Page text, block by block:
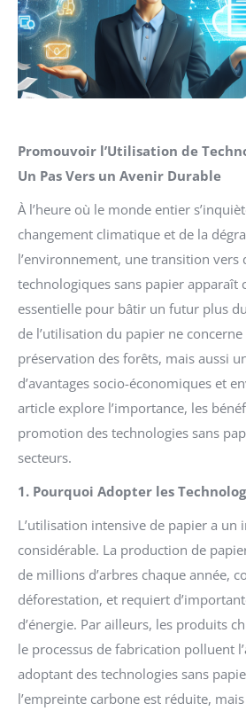
Promouvoir l’Utilisation de
Un Pas Vers un Avenir Durable
À l’heure où le monde entier
changement climatique et de la
l’environnement, une transition vers
technologiques sans papier apparaît
essentielle pour bâtir un futur plus
de l’utilisation du papier ne
préservation des forêts, mais aussi
d’avantages socio-économiques et
article explore l’importance, les
promotion des technologies sans
secteurs.
1. Pourquoi Adopter les
L’utilisation intensive de papier a un
considérable. La production de
de millions d’arbres chaque année,
déforestation, et requiert
d’énergie. Par ailleurs, les produits
le processus de fabrication polluent
adoptant des technologies sans
l’empreinte carbone est réduite,